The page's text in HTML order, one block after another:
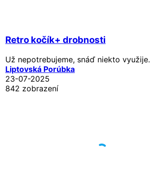
Retro kočík+ drobnosti
Už nepotrebujeme, snáď niekto využije.
Liptovská Porúbka
23-07-2025
842 zobrazení